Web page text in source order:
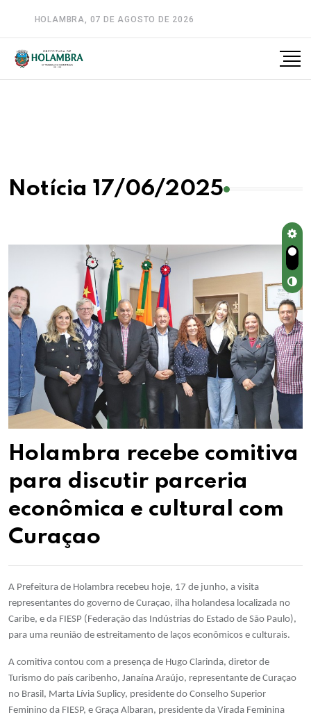
HOLAMBRA, 07 DE AGOSTO DE 2026
Notícia 17/06/2025
Holambra recebe comitiva
para discutir parceria
econômica e cultural com
Curaçao
A Prefeitura de Holambra recebeu hoje, 17 de junho, a visita
representantes do governo de Curaçao, ilha holandesa localizada no
Caribe, e da FIESP (Federação das Indústrias do Estado de São Paulo),
para uma reunião de estreitamento de laços econômicos e culturais.
A comitiva contou com a presença de Hugo Clarinda, diretor de
Turismo do país caribenho, Janaína Araújo, representante de Curaçao
no Brasil, Marta Lívia Suplicy, presidente do Conselho Superior
Feminino da FIESP, e Graça Albaran, presidente da Virada Feminina